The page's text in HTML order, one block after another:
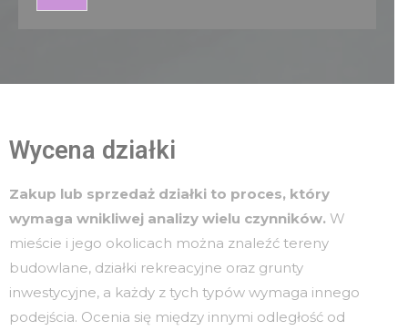
Wycena działki
Zakup lub sprzedaż działki to proces, który
wymaga wnikliwej analizy wielu czynników. W
mieście i jego okolicach można znaleźć tereny
budowlane, działki rekreacyjne oraz grunty
inwestycyjne, a każdy z tych typów wymaga innego
podejścia. Ocenia się między innymi odległość od